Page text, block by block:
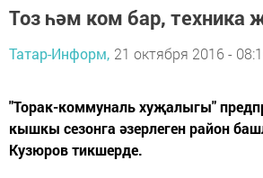
Тоз һәм ком бар, техника
Татар-Информ, 21 октября 2016 -
"Торак-коммуналь хуҗалыгы"
кышкы сезонга әзерлеген район
Кузюров тикшерде.